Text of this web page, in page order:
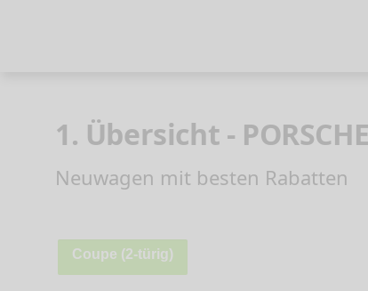
1. Übersicht -
Neuwagen mit besten Rabatten
Coupe (2-türig)